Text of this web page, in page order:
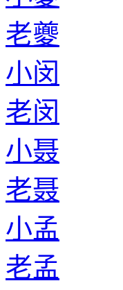
老夔
小闵
老闵
小聂
老聂
小孟
老孟